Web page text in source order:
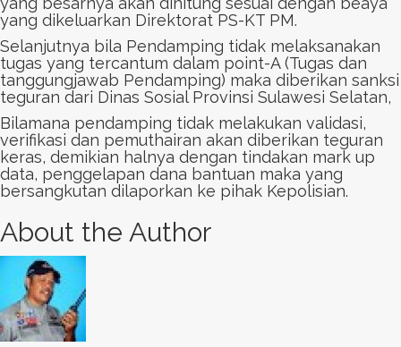
yang dikeluarkan Direktorat PS-KT PM.
Selanjutnya bila Pendamping tidak melaksanakan
tugas yang tercantum dalam point-A (Tugas dan
tanggungjawab Pendamping) maka diberikan sanksi
teguran dari Dinas Sosial Provinsi Sulawesi Selatan,
Bilamana pendamping tidak melakukan validasi,
verifikasi dan pemuthairan akan diberikan teguran
keras, demikian halnya dengan tindakan mark up
data, penggelapan dana bantuan maka yang
bersangkutan dilaporkan ke pihak Kepolisian.
About the Author